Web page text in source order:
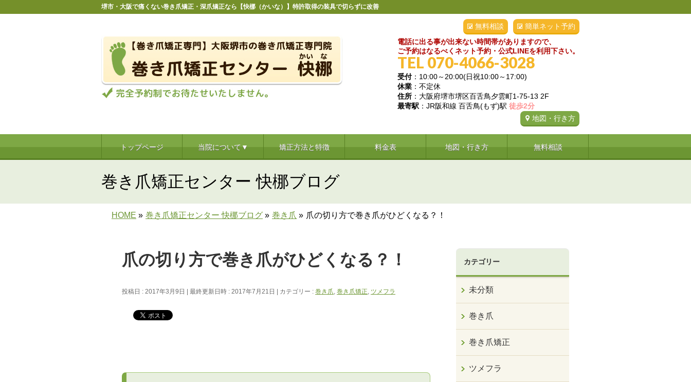
堺市・大阪で痛くない巻き爪矯正・深爪矯正なら【快梛（かいな）】特許取得の装具で切らずに改善
簡単ネット予約
無料相談
電話に出る事が出来ない時間帯がありますので、
ご予約はなるべくネット予約・公式LINEを利用下さい。
TEL 070-4066-3028
受付：10:00～20:00(日祝10:00～17:00)
休業 ：不定休
住所 ：大阪府堺市堺区百舌鳥夕雲町1-75-13 2F
最寄駅 ：JR阪和線 百舌鳥(もず)駅 徒歩2分
地図・行き方
トップページ 当院について▼ 矯正方法と特徴 料金表 地図・行き方 無料相談
巻き爪矯正センター 快梛ブログ
HOME » 巻き爪矯正センター 快梛ブログ » 巻き爪 » 爪の切り方で巻き爪がひどくなる？！
爪の切り方で巻き爪がひどくなる？！
投稿日 : 2017年3月9日 最終更新日時 : 2017年7月21日 カテゴリー : 巻き爪, 巻き爪矯正, ツメフラ
カテゴリー
未分類
巻き爪
巻き爪矯正
ツメフラ